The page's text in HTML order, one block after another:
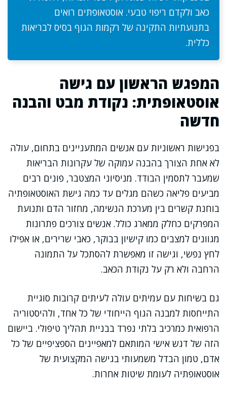
כאב ולקדם ריפוי טבעי. אוסטאופתים רואים
בתנועתיות התקינה של רקמות הגוף בסיס לבריאות
כללית.
המפגש הראשון עם גישה
אוסטאופתית: נקודת מבט והבנה
חדשה
בפגישות ראשוניות עם אנשים המתעניינים בתחום, עולה
לא אחת הצורך בהבנה עמוקה של עקרונות הבריאות
שמעבר לתסמין הבודד. מניסיוני המצטבר, פונים רבים
מביעים פליאה כשהם מגלים עד כמה גישת האוסטאופתיה
בוחנת קשרים בין מערכת הנשימה, מחזור הדם ותנועת
המפרקים כחלק ממארג כולל. אנשים צורכים פתרונות
מגוונים למצבים כמו קישיון בבוקר, כאבי שרירים, או אפילו
לחץ נפשי, וגישה זו מאפשרת להסתכל על התמונה
הרחבה ולא רק על נקודת הכאב.
גם בשיחות עם עמיתים עולה לעיתים קרובות סוגיית
התייחסות למבנה הגוף הייחודי של כל אחד, ולהיסטוריה
הרפואית כמרכיב בלתי נפרד בבניית תהליך טיפולי. ביישום
הזה של דגש אישי המותאם למאפיינים הספציפיים של כל
אדם, טמון הבדל משמעותי בגישה המקצועית של
אוסטאופתיה לעומת שיטות אחרות.